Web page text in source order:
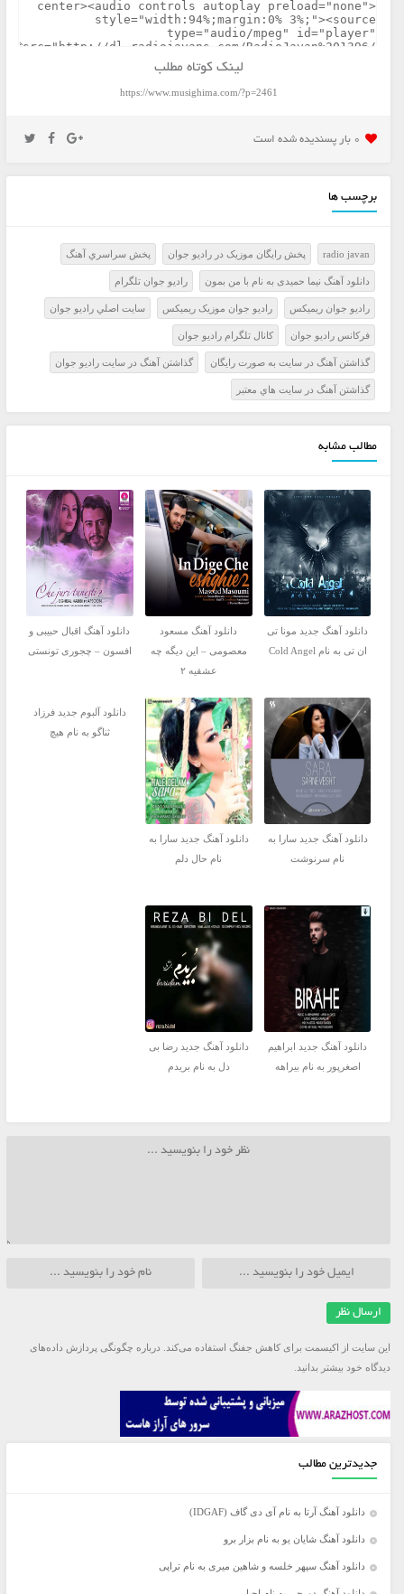
لینک کوتاه مطلب
https://www.musighima.com/?p=2461
0 بار پسنديده شده است
برچسب ها
radio javan پخش رايگان موزيک در راديو جوان پخش سراسري آهنگ
دانلود آهنگ نیما حمیدی به نام با من بمون راديو جوان تلگرام
راديو جوان ريميکس راديو جوان موزيک ريميکس سايت اصلي راديو جوان
فرکانس راديو جوان کانال تلگرام راديو جوان
گذاشتن آهنگ در سايت به صورت رايگان گذاشتن آهنگ در سايت راديو جوان
گذاشتن آهنگ در سايت هاي معتبر
مطالب مشابه
دانلود آهنگ جدید مونا تی
ان تی به نام Cold Angel
دانلود آهنگ مسعود
معصومی – این دیگه چه
عشقیه ۲
دانلود آهنگ اقبال حبیبی و
افسون – چجوری تونستی
دانلود آهنگ جدید سارا به
نام سرنوشت
دانلود آهنگ جدید سارا به
نام حال دلم
دانلود آلبوم جدید فرزاد
ثناگو به نام هیچ
دانلود آهنگ جدید ابراهیم
اصغرپور به نام بیراهه
دانلود آهنگ جدید رضا بی
دل به نام بریدم
این سایت از اکیسمت برای کاهش جفنگ استفاده می‌کند. درباره چگونگی پردازش داده‌های
دیدگاه خود بیشتر بدانید.
جدیدترین مطالب
دانلود آهنگ آرتا به نام آی دی گاف (IDGAF)
دانلود آهنگ شایان یو به نام بزار برو
دانلود آهنگ سپهر خلسه و شاهین میری به نام تراپی